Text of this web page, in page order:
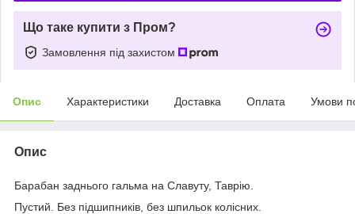
Що таке купити з Пром?
Замовлення під захистом
Опис Характеристики Доставка Оплата Умови
Опис
Барабан заднього гальма на Славуту, Таврію.
Пустий. Без підшипників, без шпильок колісних.